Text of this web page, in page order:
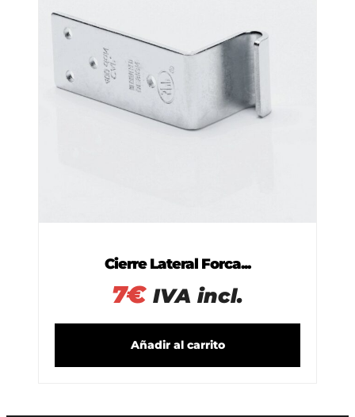
Cierre Lateral Forca...
7€ IVA incl.
Añadir al carrito